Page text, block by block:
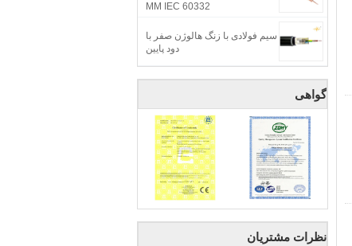
MM IEC 60332
سیم فولادی با زنگ هالوژن صفر با
دود پایین
گواهی
نظرات مشتریان